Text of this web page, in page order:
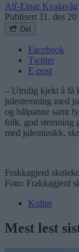
Alf-Einar Kvalavåg
Publisert 11. des
Del
Facebook
Twitter
E-post
– Utrulig kjekt å få
julestemning med
og bålpanne samt
folk, god stemning
med julemusikk,
Frakkagjerd
Foto: Frakkagjerd
Kultur
Mest lest